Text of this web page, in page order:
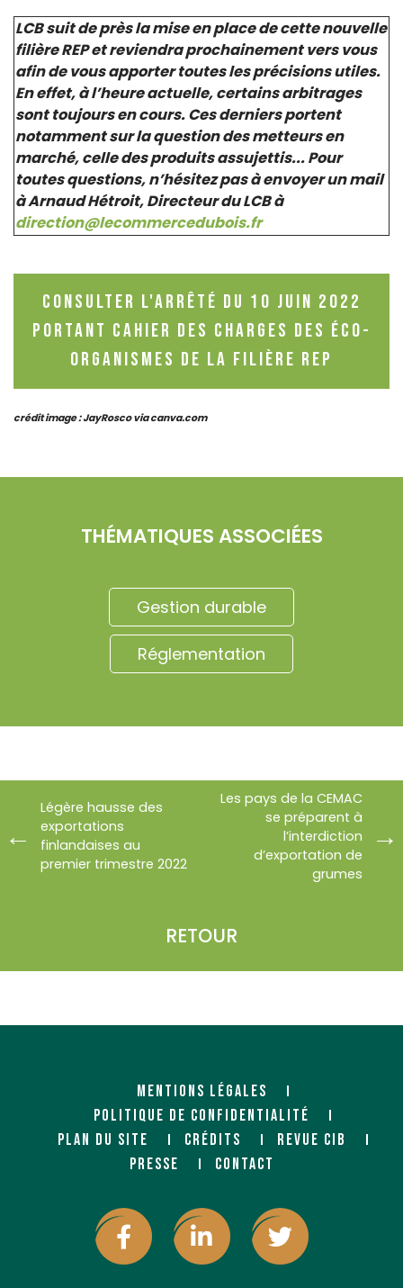
LCB suit de près la mise en place de cette nouvelle
filière REP et reviendra prochainement vers vous
afin de vous apporter toutes les précisions utiles.
En effet, à l’heure actuelle, certains arbitrages
sont toujours en cours. Ces derniers portent
notamment sur la question des metteurs en
marché, celle des produits assujettis... Pour
toutes questions, n’hésitez pas à envoyer un mail
à Arnaud Hétroit, Directeur du LCB à
direction@lecommercedubois.fr
Consulter l'arrêté du 10 juin 2022
portant cahier des charges des éco-
organismes de la filière REP
crédit image : JayRosco via canva.com
THÉMATIQUES ASSOCIÉES
Gestion durable
Réglementation
Légère hausse des
exportations
finlandaises au
premier trimestre 2022
RETOUR
Les pays de la CEMAC
se préparent à
l’interdiction
d’exportation de
grumes
MENTIONS LÉGALES
POLITIQUE DE CONFIDENTIALITÉ
PLAN DU SITE
CRÉDITS
REVUE CIB
PRESSE
CONTACT